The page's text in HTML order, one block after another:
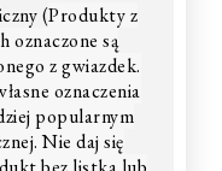
(Produkty z
oznaczone są
z gwiazdek.
oznaczenia
popularnym
Nie daj się